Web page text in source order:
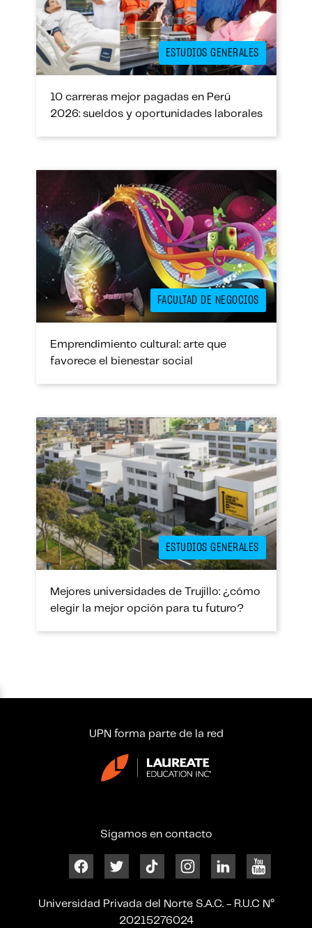
ESTUDIOS GENERALES
10 carreras mejor pagadas en Perú
2026: sueldos y oportunidades laborales
FACULTAD DE NEGOCIOS
Emprendimiento cultural: arte que
favorece el bienestar social
ESTUDIOS GENERALES
Mejores universidades de Trujillo: ¿cómo
elegir la mejor opción para tu futuro?
UPN forma parte de la red
Sigamos en contacto
Universidad Privada del Norte S.A.C. - R.U.C N°
20215276024